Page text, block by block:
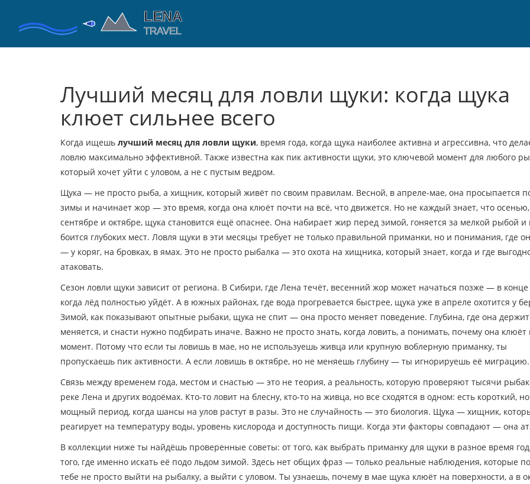
Лучший месяц для ловли щуки: когда щука
клюет сильнее всего
Когда ищешь лучший месяц для ловли щуки, время года, когда щука наиболее активна и агрессивна, что
ловлю максимально эффективной. Также известна как пик активности щуки, это ключевой момент для любого
который хочет уйти с уловом, а не с пустым ведром.
Щука — не просто рыба, а хищник, который живёт по своим правилам. Весной, в апреле-мае, она просыпается
зимы и начинает жор — это время, когда она клюёт почти на всё, что движется. Но не каждый знает, что
сентябре и октябре, щука становится ещё опаснее. Она набирает жир перед зимой, гоняется за мелкой рыбой и
боится глубоких мест. Ловля щуки в эти месяцы требует не только правильной приманки, но и понимания, где
— у коряг, на бровках, в ямах. Это не просто рыбалка — это охота на хищника, который знает, когда и где
атаковать.
Сезон ловли щуки зависит от региона. В Сибири, где Лена течёт, весенний жор может начаться позже — в
когда лёд полностью уйдёт. А в южных районах, где вода прогревается быстрее, щука уже в апреле охотится у
Зимой, как показывают опытные рыбаки, щука не спит — она просто меняет поведение. Глубина, где она
меняется, и снасти нужно подбирать иначе. Важно не просто знать, когда ловить, а понимать, почему она клюёт
момент. Потому что если ты ловишь в мае, но не используешь живца или крупную воблерную приманку, ты
пропускаешь пик активности. А если ловишь в октябре, но не меняешь глубину — ты игнорируешь её миграцию.
Связь между временем года, местом и снастью — это не теория, а реальность, которую проверяют тысячи
реке Лена и других водоёмах. Кто-то ловит на блесну, кто-то на живца, но все сходятся в одном: есть короткий, но
мощный период, когда шансы на улов растут в разы. Это не случайность — это биология. Щука — хищник,
реагирует на температуру воды, уровень кислорода и доступность пищи. Когда эти факторы совпадают — она
В коллекции ниже ты найдёшь проверенные советы: от того, как выбрать приманку для щуки в разное время
того, где именно искать её подо льдом зимой. Здесь нет общих фраз — только реальные наблюдения, которые
тебе не просто выйти на рыбалку, а выйти с уловом. Ты узнаешь, почему в мае щука клюёт на поверхности, а в